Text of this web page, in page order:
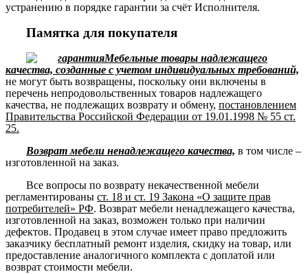
устранению в порядке гарантии за счёт Исполнителя.
Памятка для покупателя
Мебельные товары надлежащего
качества, созданные с учетом индивидуальных требований,
не могут быть возвращены, поскольку они включены в
перечень непродовольственных товаров надлежащего
качества, не подлежащих возврату и обмену, постановлением
Правительства Российской Федерации от 19.01.1998 № 55 ст.
25.
Возврат мебели ненадлежащего качества, в том числе –
изготовленной на заказ.
Все вопросы по возврату некачественной мебели
регламентированы ст. 18 и ст. 19 Закона «О защите прав
потребителей» РФ. Возврат мебели ненадлежащего качества,
изготовленной на заказ, возможен только при наличии
дефектов. Продавец в этом случае имеет право предложить
заказчику бесплатный ремонт изделия, скидку на товар, или
предоставление аналогичного комплекта с доплатой или
возврат стоимости мебели.